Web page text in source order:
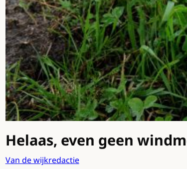
Helaas, even geen
Van de wijkredactie